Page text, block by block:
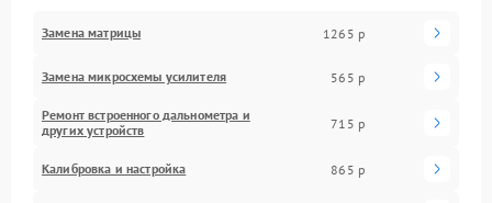
Замена матрицы 1265 р
Замена микросхемы усилителя 565 р
Ремонт встроенного дальнометра и
других устройств
715 р
Калибровка и настройка 865 р